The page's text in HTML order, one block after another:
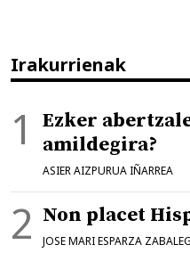
Irakurrienak
Ezker
amildegira?
ASIER AIZPURUA IÑARREA
Non placet
JOSE MARI ESPARZA